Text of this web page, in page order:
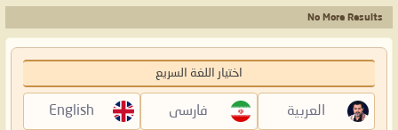
No More Results
اختيار اللغة السريع
العربية فارسی English